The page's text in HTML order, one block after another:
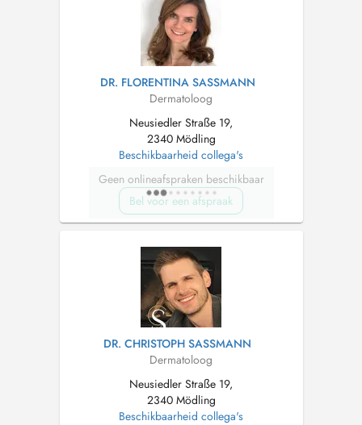
DR. FLORENTINA SASSMANN
Dermatoloog
Neusiedler Straße 19,
2340 Mödling
Beschikbaarheid collega's
Geen onlineafspraken beschikbaar
Bel voor een afspraak
DR. CHRISTOPH SASSMANN
Dermatoloog
Neusiedler Straße 19,
2340 Mödling
Beschikbaarheid collega's